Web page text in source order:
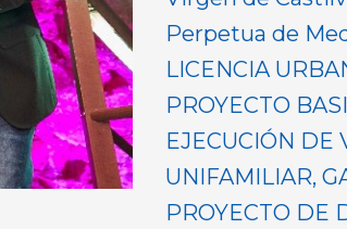
Perpetua de
LICENCIA
PROYECTO
EJECUCIÓN DE
UNIFAMILIAR,
PROYECTO DE